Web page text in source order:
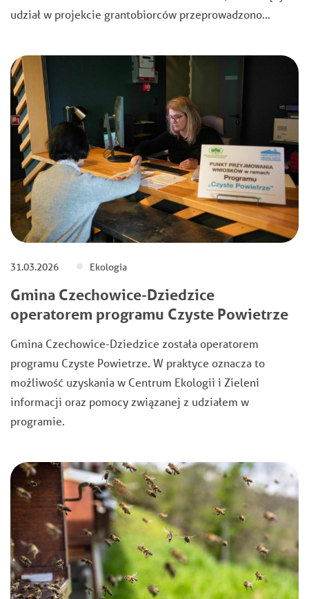
udział w projekcie grantobiorców przeprowadzono…
31.03.2026 Ekologia
Gmina Czechowice-Dziedzice
operatorem programu Czyste Powietrze
Gmina Czechowice-Dziedzice została operatorem
programu Czyste Powietrze. W praktyce oznacza to
możliwość uzyskania w Centrum Ekologii i Zieleni
informacji oraz pomocy związanej z udziałem w
programie.